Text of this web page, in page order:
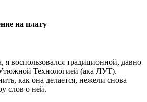
на плату
я воспользовался традиционной, давно
Технологией (ака ЛУТ).
как она делается, нежели снова
слов о ней.